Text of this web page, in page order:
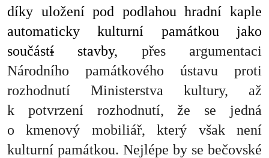
díky uložení pod podlahou hradní kaple
automaticky kulturní památkou jako
součástí stavby, přes argumentaci
Národního památkového ústavu proti
rozhodnutí Ministerstva kultury, až
k potvrzení rozhodnutí, že se jedná
o kmenový mobiliář, který však není
kulturní památkou. Nejlépe by se bečovské